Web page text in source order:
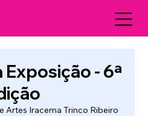
- 6ª
Artes Iracema Trinco Ribeiro